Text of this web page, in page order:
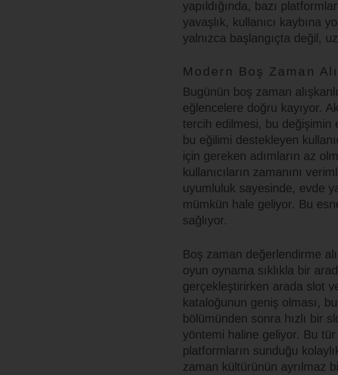
yapıldığında, bazı
yavaşlık, kullanıcı kaybına
yalnızca başlangıçta değil,
Modern Boş Zaman
Bugünün boş zaman
eğlencelere doğru kayıyor.
tercih edilmesi, bu değişimin
bu eğilimi destekleyen
için gereken adımların az
kullanıcıların zamanını
uyumluluk sayesinde, evde
mümkün hale geliyor. Bu
sağlıyor.
Boş zaman değerlendirme
oyun oynama sıklıkla bir
gerçekleştirirken arada slot
kataloğunun geniş olması,
bölümünden sonra hızlı bir
yöntemi haline geliyor. Bu
platformların sunduğu
zaman kültürünün ayrılmaz